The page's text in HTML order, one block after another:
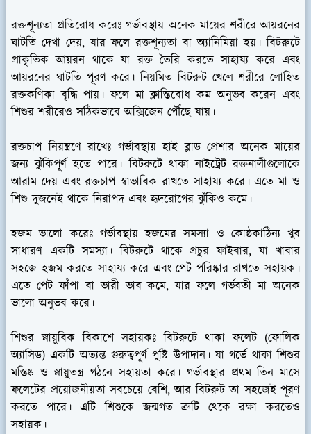
রক্তশূন্যতা প্রতিরোধ করেঃ গর্ভাবস্থায় অনেক মায়ের শরীরে আয়রনের
ঘাটতি দেখা দেয়, যার ফলে রক্তশূন্যতা বা অ্যানিমিয়া হয়। বিটরুটে
প্রাকৃতিক আয়রন থাকে যা রক্ত তৈরি করতে সাহায্য করে এবং
আয়রনের ঘাটতি পূরণ করে। নিয়মিত বিটরুট খেলে শরীরে লোহিত
রক্তকণিকা বৃদ্ধি পায়। ফলে মা ক্লান্তিবোধ কম অনুভব করেন এবং
শিশুর শরীরেও সঠিকভাবে অক্সিজেন পৌঁছে যায়।
রক্তচাপ নিয়ন্ত্রণে রাখেঃ গর্ভাবস্থায় হাই ব্লাড প্রেশার অনেক মায়ের
জন্য ঝুঁকিপূর্ণ হতে পারে। বিটরুটে থাকা নাইট্রেট রক্তনালীগুলোকে
আরাম দেয় এবং রক্তচাপ স্বাভাবিক রাখতে সাহায্য করে। এতে মা ও
শিশু দুজনেই থাকে নিরাপদ এবং হৃদরোগের ঝুঁকিও কমে।
হজম ভালো করেঃগর্ভাবস্থায় হজমের সমস্যা ও কোষ্ঠকাঠিন্য খুব
সাধারণ একটি সমস্যা। বিটরুটে থাকে প্রচুর ফাইবার, যা খাবার
সহজে হজম করতে সাহায্য করে এবং পেট পরিষ্কার রাখতে সহায়ক।
এতে পেট ফাঁপা বা ভারী ভাব কমে, যার ফলে গর্ভবতী মা অনেক
ভালো অনুভব করে।
শিশুর স্নায়ুবিক বিকাশে সহায়কঃ বিটরুটে থাকা ফলেট (ফোলিক
অ্যাসিড) একটি অত্যন্ত গুরুত্বপূর্ণ পুষ্টি উপাদান। যা গর্ভে থাকা শিশুর
মস্তিষ্ক ও স্নায়ুতন্ত্র গঠনে সহায়তা করে। গর্ভাবস্থার প্রথম তিন মাসে
ফলেটের প্রয়োজনীয়তা সবচেয়ে বেশি, আর বিটরুট তা সহজেই পূরণ
করতে পারে। এটি শিশুকে জন্মগত ত্রুটি থেকে রক্ষা করতেও
সহায়ক।